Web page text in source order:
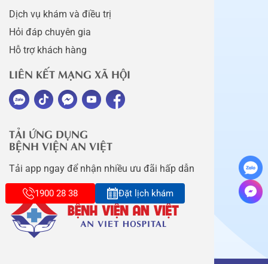
Dịch vụ khám và điều trị
Hỏi đáp chuyên gia
Hỗ trợ khách hàng
LIÊN KẾT MẠNG XÃ HỘI
TẢI ỨNG DỤNG
BỆNH VIỆN AN VIỆT
Tải app ngay để nhận nhiều ưu đãi hấp dẫn
1900 28 38 Đặt lịch khám